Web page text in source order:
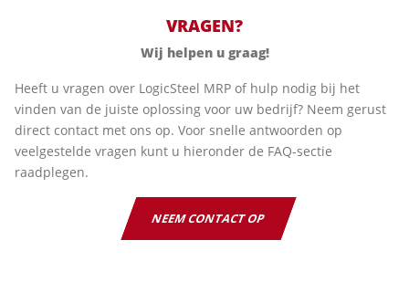
VRAGEN?
Wij helpen u graag!
Heeft u vragen over LogicSteel MRP of hulp nodig bij het
vinden van de juiste oplossing voor uw bedrijf? Neem gerust
direct contact met ons op. Voor snelle antwoorden op
veelgestelde vragen kunt u hieronder de FAQ-sectie
raadplegen.
NEEM CONTACT OP